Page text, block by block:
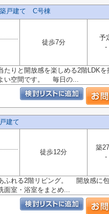
戸建て C号棟
徒歩7分
予
-
りと開放感を楽しめる2階LDKを
い空間です。 毎日の...
建て
徒歩12分
築
-
ふれる2階リビング。 開放感に
面室・浴室をまとめ...